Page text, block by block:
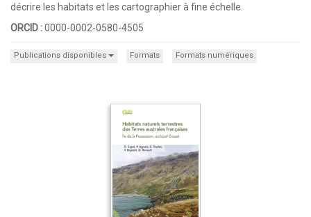
décrire les habitats et les cartographier à fine échelle.
ORCID :0000-0002-0580-4505
Publications disponibles Formats Formats numériques